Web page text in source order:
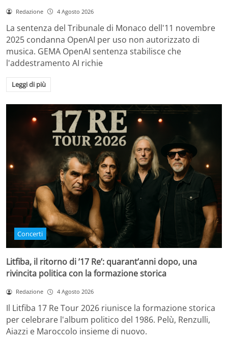
Redazione 4 Agosto 2026
La sentenza del Tribunale di Monaco dell'11 novembre
2025 condanna OpenAI per uso non autorizzato di
musica. GEMA OpenAI sentenza stabilisce che
l'addestramento AI richie
Leggi di più
Concerti
Litfiba, il ritorno di ’17 Re’: quarant’anni dopo, una
rivincita politica con la formazione storica
Redazione 4 Agosto 2026
Il Litfiba 17 Re Tour 2026 riunisce la formazione storica
per celebrare l'album politico del 1986. Pelù, Renzulli,
Aiazzi e Maroccolo insieme di nuovo.